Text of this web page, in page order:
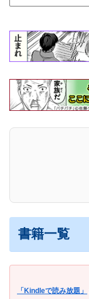
書籍一覧
「Kindleで読み放題」